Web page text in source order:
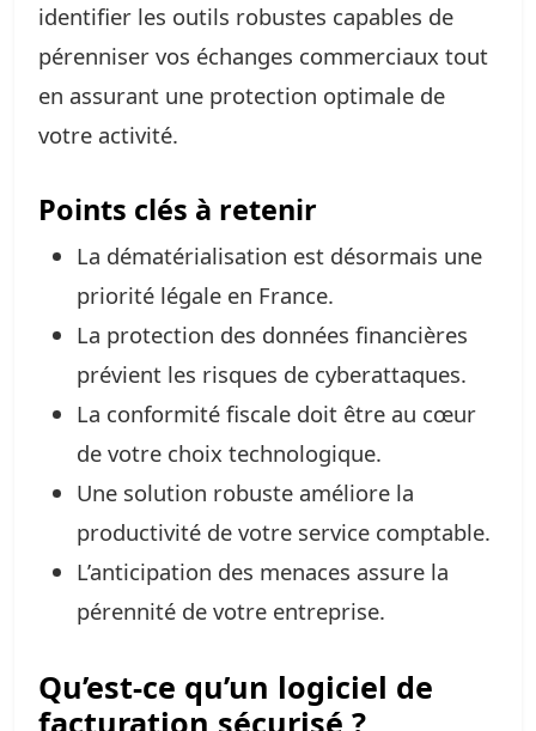
identifier les outils robustes capables de
pérenniser vos échanges commerciaux tout
en assurant une protection optimale de
votre activité.
Points clés à retenir
La dématérialisation est désormais une
priorité légale en France.
La protection des données financières
prévient les risques de cyberattaques.
La conformité fiscale doit être au cœur
de votre choix technologique.
Une solution robuste améliore la
productivité de votre service comptable.
L’anticipation des menaces assure la
pérennité de votre entreprise.
Qu’est-ce qu’un logiciel de
facturation sécurisé ?